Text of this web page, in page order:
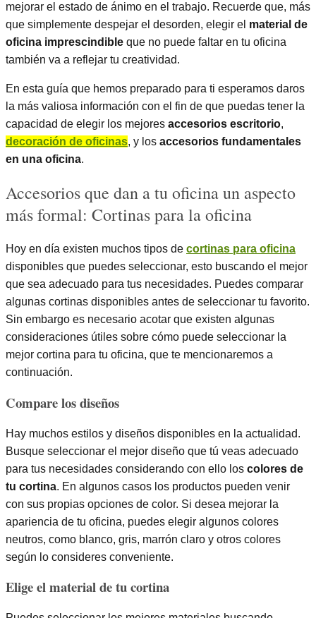
mejorar el estado de ánimo en el trabajo. Recuerde que, más
que simplemente despejar el desorden, elegir el material de
oficina imprescindible que no puede faltar en tu oficina
también va a reflejar tu creatividad.
En esta guía que hemos preparado para ti esperamos daros
la más valiosa información con el fin de que puedas tener la
capacidad de elegir los mejores accesorios escritorio,
decoración de oficinas, y los accesorios fundamentales
en una oficina.
Accesorios que dan a tu oficina un aspecto
más formal: Cortinas para la oficina
Hoy en día existen muchos tipos de cortinas para oficina
disponibles que puedes seleccionar, esto buscando el mejor
que sea adecuado para tus necesidades. Puedes comparar
algunas cortinas disponibles antes de seleccionar tu favorito.
Sin embargo es necesario acotar que existen algunas
consideraciones útiles sobre cómo puede seleccionar la
mejor cortina para tu oficina, que te mencionaremos a
continuación.
Compare los diseños
Hay muchos estilos y diseños disponibles en la actualidad.
Busque seleccionar el mejor diseño que tú veas adecuado
para tus necesidades considerando con ello los colores de
tu cortina. En algunos casos los productos pueden venir
con sus propias opciones de color. Si desea mejorar la
apariencia de tu oficina, puedes elegir algunos colores
neutros, como blanco, gris, marrón claro y otros colores
según lo consideres conveniente.
Elige el material de tu cortina